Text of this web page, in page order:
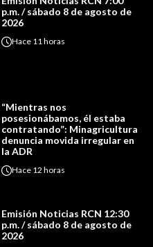
p.m. / sábado 8 de agosto de
2026
Hace 11 horas
“Mientras nos
posesionábamos, él estaba
contratando”: Minagricultura
denuncia movida irregular en
la ADR
Hace 12 horas
Emisión Noticias RCN 12:30
p.m. / sábado 8 de agosto de
2026